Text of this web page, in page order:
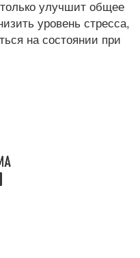
улучшит общее
уровень стресса,
на состоянии при